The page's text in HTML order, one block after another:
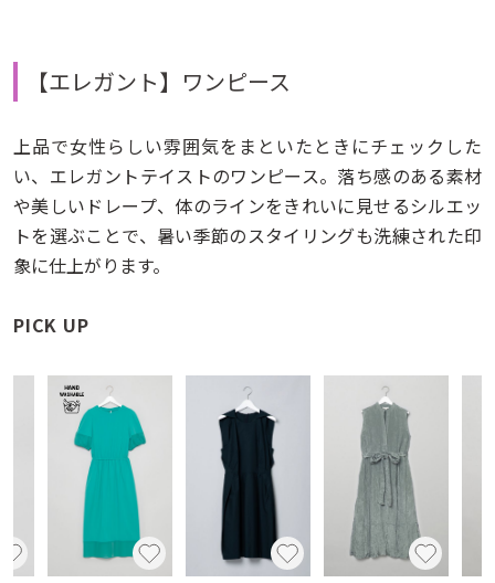
【エレガント】ワンピース
上品で女性らしい雰囲気をまといたときにチェックした
い、エレガントテイストのワンピース。落ち感のある素材
や美しいドレープ、体のラインをきれいに見せるシルエッ
トを選ぶことで、暑い季節のスタイリングも洗練された印
象に仕上がります。
PICK UP